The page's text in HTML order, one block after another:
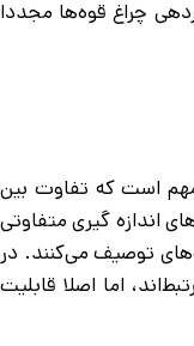
چراغ قوه‌ها مجددا
است که تفاوت بین
اندازه گیری متفاوتی
توصیف می‌کنند. در
اما اصلا قابلیت‌